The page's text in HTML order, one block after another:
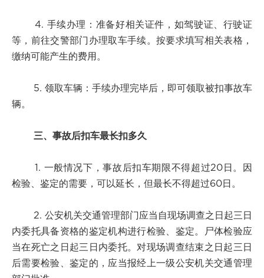
4. 手续办理：准备好相关证件，如驾驶证、行驶证
等，前往交警部门办理取车手续。按要求填写相关表格，
缴纳可能产生的费用。
5. 领取车辆：手续办理完毕后，即可领取被扣事故车
辆。
三、事故后扣车最长扣多久
1. 一般情况下，事故后扣车期限不得超过20日。因
检验、鉴定的需要，可以延长，但最长不得超过60日。
2. 公安机关交通管理部门应当自现场调查之日起三日
内委托具备资格的鉴定机构进行检验、鉴定。尸体检验应
当在死亡之日起三日内委托。对现场调查结束之日起三日
后需要检验、鉴定的，应当报经上一级公安机关交通管理